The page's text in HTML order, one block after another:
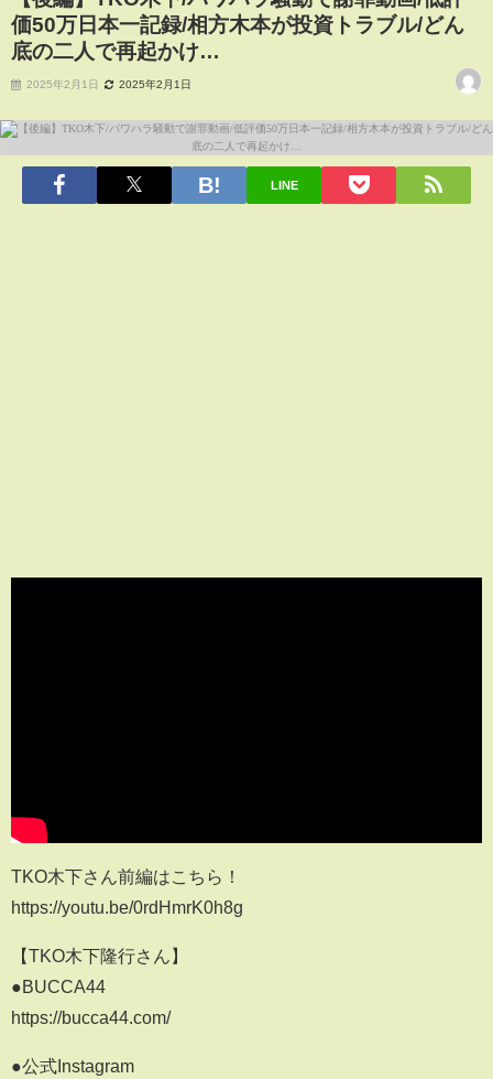
価50万日本一記録/相方木本が投資トラブル/どん
底の二人で再起かけ…
2025年2月1日 2025年2月1日
LINE
TKO木下さん前編はこちら！
https://youtu.be/0rdHmrK0h8g
【TKO木下隆行さん】
●BUCCA44
https://bucca44.com/
●公式Instagram